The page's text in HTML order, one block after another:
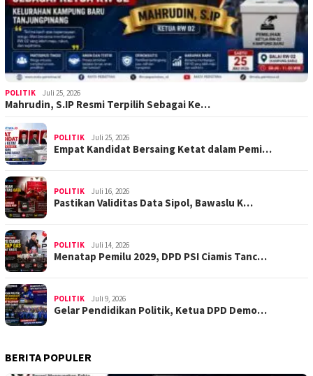
POLITIK Juli 25, 2026
Mahrudin, S.IP Resmi Terpilih Sebagai Ke…
POLITIK Juli 25, 2026
Empat Kandidat Bersaing Ketat dalam Pemi…
POLITIK Juli 16, 2026
Pastikan Validitas Data Sipol, Bawaslu K…
POLITIK Juli 14, 2026
Menatap Pemilu 2029, DPD PSI Ciamis Tanc…
POLITIK Juli 9, 2026
Gelar Pendidikan Politik, Ketua DPD Demo…
BERITA POPULER